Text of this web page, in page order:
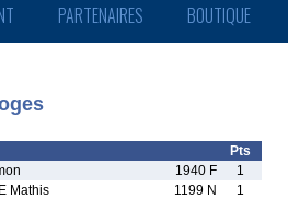
PARTENAIRES BOUTIQUE
Pts
1940 F
1
Mathis 1199 N
1